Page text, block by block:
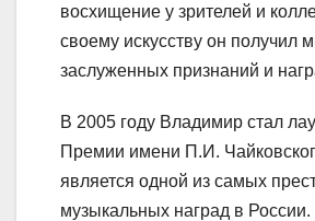
восхищение у зрителей и
своему искусству он получил
заслуженных признаний и
В 2005 году Владимир стал
Премии имени П.И.
является одной из самых
музыкальных наград в